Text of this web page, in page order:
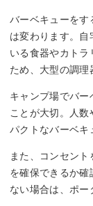
バーベキューをす
は変わります。自
いる食器やカトラ
ため、大型の調理
キャンプ場でバー
ことが大切。人数
パクトなバーベキ
また、コンセン
を確保できるか確
ない場合は、ポー